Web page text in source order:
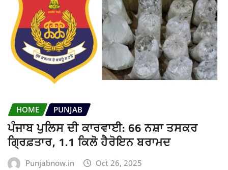
HOME PUNJAB
ਪੰਜਾਬ ਪੁਲਿਸ ਦੀ ਕਾਰਵਾਈ: 66 ਨਸ਼ਾ ਤਸਕਰ
ਗ੍ਰਿਫ਼ਤਾਰ, 1.1 ਕਿਲੋ ਹੈਰੋਇਨ ਬਰਾਮਦ
Punjabnow.in Oct 26, 2025